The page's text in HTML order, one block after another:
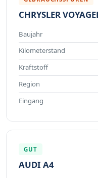
CHRYSLER
Baujahr
Kilometerstand
Kraftstoff
Region
Eingang
GUT
AUDI A4